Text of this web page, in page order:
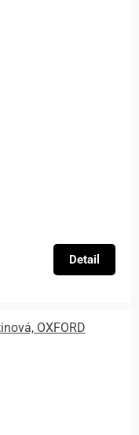
Detail
OXFORD